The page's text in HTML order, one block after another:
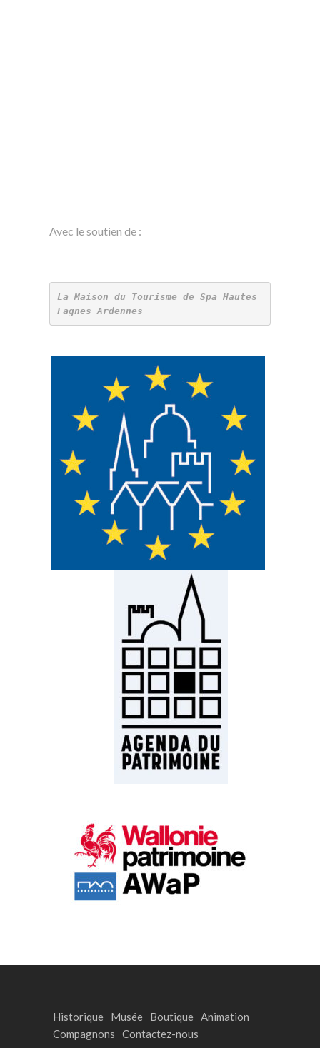
Avec le soutien de :
La Maison du Tourisme de Spa Hautes
Fagnes Ardennes
Historique Musée Boutique Animation
Compagnons
Contactez-nous